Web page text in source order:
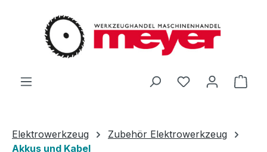
Zum Hauptinhalt springen
Du hast 0
Elektrowerkzeug
Zubehör Elektrowerkzeug
Akkus und Kabel